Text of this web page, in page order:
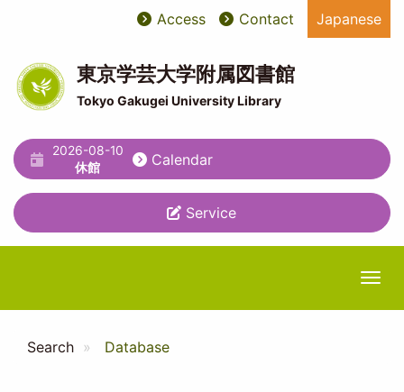
content
User
account
menu
ユ
ー
テ
ィ
リ
テ
ィ
メ
ュ
ー
Access Contact Japanese
東京学芸大学附属図書館
Tokyo Gakugei University Library
2026-08-10
休館
Calendar
Service
Search Database